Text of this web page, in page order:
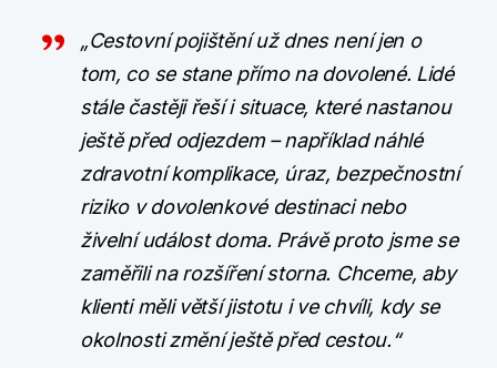
„Cestovní pojištění už dnes není jen o
tom, co se stane přímo na dovolené. Lidé
stále častěji řeší i situace, které nastanou
ještě před odjezdem – například náhlé
zdravotní komplikace, úraz, bezpečnostní
riziko v dovolenkové destinaci nebo
živelní událost doma. Právě proto jsme se
zaměřili na rozšíření storna. Chceme, aby
klienti měli větší jistotu i ve chvíli, kdy se
okolnosti změní ještě před cestou.“